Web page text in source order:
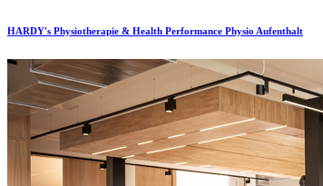
HARDY's Physiotherapie & Health Performance Physio Aufenthalt